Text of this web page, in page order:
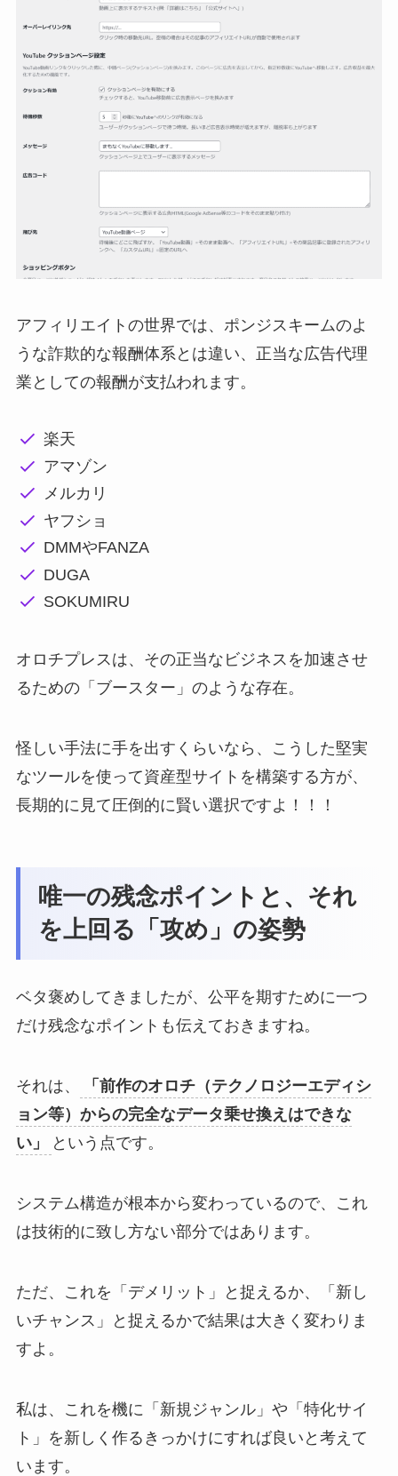
アフィリエイトの世界では、ポンジスキームのよ
うな詐欺的な報酬体系とは違い、正当な広告代理
業としての報酬が支払われます。
楽天
アマゾン
メルカリ
ヤフショ
DMMやFANZA
DUGA
SOKUMIRU
オロチプレスは、その正当なビジネスを加速させ
るための「ブースター」のような存在。
怪しい手法に手を出すくらいなら、こうした堅実
なツールを使って資産型サイトを構築する方が、
長期的に見て圧倒的に賢い選択ですよ！！！
唯一の残念ポイントと、それ
を上回る「攻め」の姿勢
ベタ褒めしてきましたが、公平を期すために一つ
だけ残念なポイントも伝えておきますね。
それは、
「前作のオロチ（テクノロジーエディシ
ョン等）からの完全なデータ乗せ換えはできな
い」
という点です。
システム構造が根本から変わっているので、これ
は技術的に致し方ない部分ではあります。
ただ、これを「デメリット」と捉えるか、「新し
いチャンス」と捉えるかで結果は大きく変わりま
すよ。
私は、これを機に「新規ジャンル」や「特化サイ
ト」を新しく作るきっかけにすれば良いと考えて
います。